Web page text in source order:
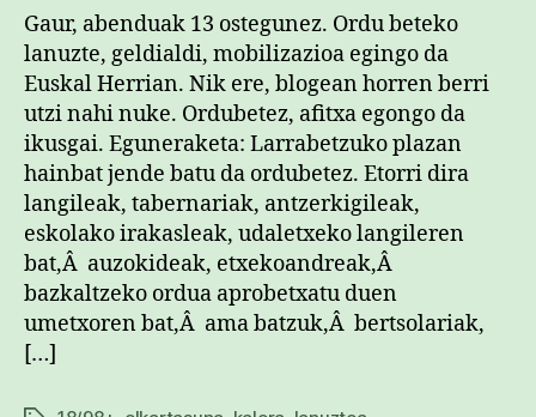
|
18/98+
elkartasuna
eta
gehiago
sarreran
Gaur, abenduak 13 ostegunez. Ordu beteko
lanuzte, geldialdi, mobilizazioa egingo da
Euskal Herrian. Nik ere, blogean horren berri
utzi nahi nuke. Ordubetez, afitxa egongo da
ikusgai. Eguneraketa: Larrabetzuko plazan
hainbat jende batu da ordubetez. Etorri dira
langileak, tabernariak, antzerkigileak,
eskolako irakasleak, udaletxeko langileren
bat,Â auzokideak, etxekoandreak,Â
bazkaltzeko ordua aprobetxatu duen
umetxoren bat,Â ama batzuk,Â bertsolariak,
[…]